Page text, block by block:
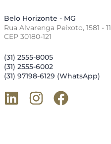
Belo Horizonte - MG
Rua Alvarenga Peixoto, 1581 -
CEP 30180-121
(31) 2555-8005
(31) 2555-6002
(31) 97198-6129 (WhatsApp)